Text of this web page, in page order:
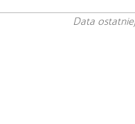
Data ostatniej